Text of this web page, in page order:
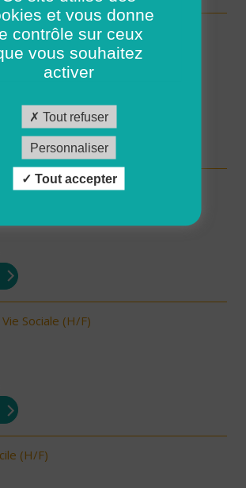
à Domicile PLOUGASTEL-
80% (H/F)
(H/F)
Sociale (H/F)
(H/F)
et vous donne
contrôle sur ceux
vous souhaitez
activer
Tout refuser
Personnaliser
Tout accepter